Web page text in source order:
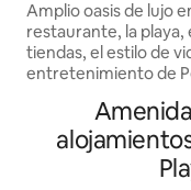
playa y el
Amplio oasis de lujo
restaurante, la playa,
tiendas, el estilo de
entretenimiento de
con bonita piscina.
calles principales.
días a la semana.
separada con aire